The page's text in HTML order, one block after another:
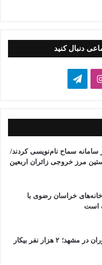
دنبال کنید
اینستاگرامتلگرام
در سامانه سماح نام‌نویسی کردند/
مرز خروجی زائران اربعین
خراسان رضوی با
است
تعطیلی ۳۰۰ رستوران در مشهد؛ ۲ هزار نفر بیکار